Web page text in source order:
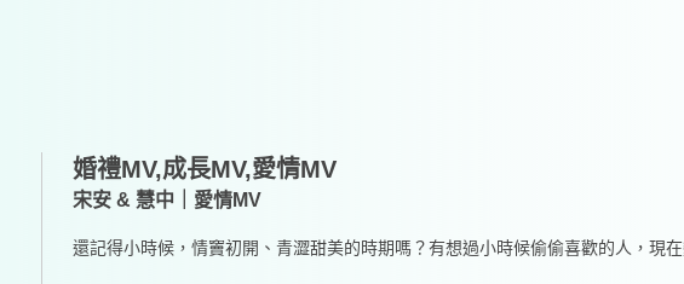
婚禮MV,成長MV,愛情MV
宋安 & 慧中｜愛情MV
還記得小時候，情竇初開、青澀甜美的時期嗎？有想過小時候偷偷喜歡的人，現